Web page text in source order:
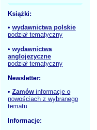
Książki:
• wydawnictwa polskie
podział tematyczny
• wydawnictwa
anglojęzyczne
podział tematyczny
Newsletter:
• Zamów informacje o
nowościach z wybranego
tematu
Informacje: